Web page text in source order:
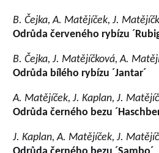
B. Čejka, A. Matějíček, J.
Odrůda červeného rybízu
B. Čejka, J. Matějíčková, A.
Odrůda bílého rybízu ´Jantar´
A. Matějíček, J. Kaplan, J.
Odrůda černého bezu
J. Kaplan, A. Matějíček, J.